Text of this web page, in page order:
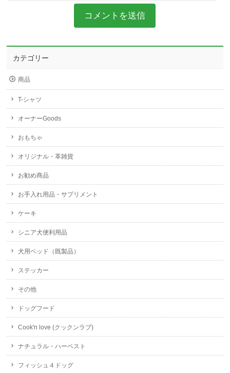
カテゴリー
商品
T-シャツ
オーナーGoods
おもちゃ
オリジナル・革雑貨
お勧め商品
お手入れ用品・サプリメント
ケーキ
シニア犬便利用品
犬用ベッド（既製品）
ステッカー
その他
ドッグフード
Cook'n love (クックンラブ)
ナチュラル・ハーベスト
フィッシュ４ドッグ